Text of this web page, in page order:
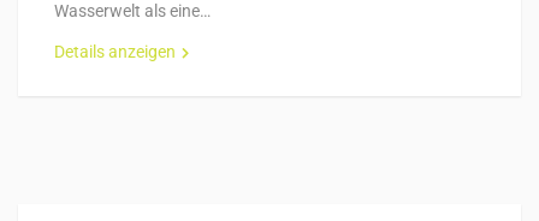
Wasserwelt als eine…
Details anzeigen